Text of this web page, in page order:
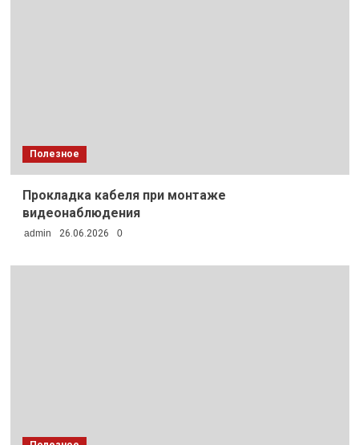
Полезное
Прокладка кабеля при монтаже
видеонаблюдения
admin 26.06.2026 0